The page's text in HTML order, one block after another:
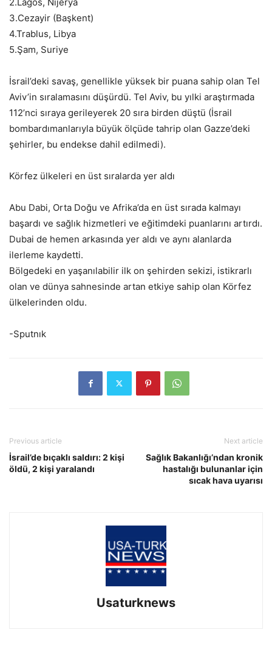
3.Cezayir (Başkent)
4.Trablus, Libya
5.Şam, Suriye
İsrail’deki savaş, genellikle yüksek bir puana sahip olan Tel
Aviv’in sıralamasını düşürdü. Tel Aviv, bu yılki araştırmada
112’nci sıraya gerileyerek 20 sıra birden düştü (İsrail
bombardımanlarıyla büyük ölçüde tahrip olan Gazze’deki
şehirler, bu endekse dahil edilmedi).
Körfez ülkeleri en üst sıralarda yer aldı
Abu Dabi, Orta Doğu ve Afrika’da en üst sırada kalmayı
başardı ve sağlık hizmetleri ve eğitimdeki puanlarını artırdı.
Dubai de hemen arkasında yer aldı ve aynı alanlarda
ilerleme kaydetti.
Bölgedeki en yaşanılabilir ilk on şehirden sekizi, istikrarlı
olan ve dünya sahnesinde artan etkiye sahip olan Körfez
ülkelerinden oldu.
-Sputnık
Previous article
İsrail’de bıçaklı saldırı: 2 kişi
öldü, 2 kişi yaralandı
Next article
Sağlık Bakanlığı’ndan kronik
hastalığı bulunanlar için
sıcak hava uyarısı
Usaturknews